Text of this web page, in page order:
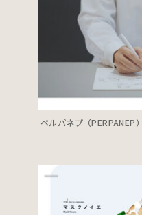
ペルパネプ（PERPANEP）